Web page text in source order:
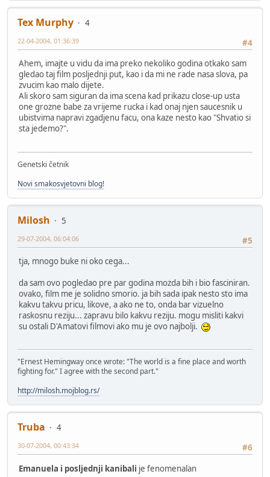
Tex Murphy
4
#4
22-04-2004, 01:36:39
Ahem, imajte u vidu da ima preko nekoliko godina otkako sam
gledao taj film posljednji put, kao i da mi ne rade nasa slova, pa
zvucim kao malo dijete.
Ali skoro sam siguran da ima scena kad prikazu close-up usta
one grozne babe za vrijeme rucka i kad onaj njen saucesnik u
ubistvima napravi zgadjenu facu, ona kaze nesto kao "Shvatio si
sta jedemo?".
Genetski četnik
Novi smakosvjetovni blog!
Milosh
5
#5
29-07-2004, 06:04:06
tja, mnogo buke ni oko cega...
da sam ovo pogledao pre par godina mozda bih i bio fasciniran.
ovako, film me je solidno smorio. ja bih sada ipak nesto sto ima
kakvu takvu pricu, likove, a ako ne to, onda bar vizuelno
raskosnu reziju... zapravu bilo kakvu reziju. mogu misliti kakvi
su ostali D'Amatovi filmovi ako mu je ovo najbolji.
"Ernest Hemingway once wrote: "The world is a fine place and worth
fighting for." I agree with the second part."
http://milosh.mojblog.rs/
Truba
4
#6
30-07-2004, 00:43:34
Emanuela i posljednji kanibali je fenomenalan